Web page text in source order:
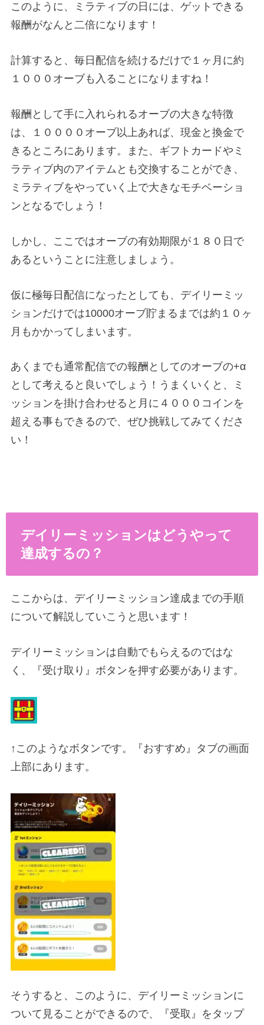
このように、ミラティブの日には、ゲットできる
報酬がなんと二倍になります！
計算すると、毎日配信を続けるだけで１ヶ月に約
１０００オーブも入ることになりますね！
報酬として手に入れられるオーブの大きな特徴
は、１００００オーブ以上あれば、現金と換金で
きるところにあります。また、ギフトカードやミ
ラティブ内のアイテムとも交換することができ、
ミラティブをやっていく上で大きなモチベーショ
ンとなるでしょう！
しかし、ここではオーブの有効期限が１８０日で
あるということに注意しましょう。
仮に極毎日配信になったとしても、デイリーミッ
ションだけでは10000オーブ貯まるまでは約１０ヶ
月もかかってしまいます。
あくまでも通常配信での報酬としてのオーブの+α
として考えると良いでしょう！うまくいくと、ミ
ッションを掛け合わせると月に４０００コインを
超える事もできるので、ぜひ挑戦してみてくださ
い！
デイリーミッションはどうやって
達成するの？
ここからは、デイリーミッション達成までの手順
について解説していこうと思います！
デイリーミッションは自動でもらえるのではな
く、『受け取り』ボタンを押す必要があります。
↑このようなボタンです。『おすすめ』タブの画面
上部にあります。
そうすると、このように、デイリーミッションに
ついて見ることができるので、『受取』をタップ